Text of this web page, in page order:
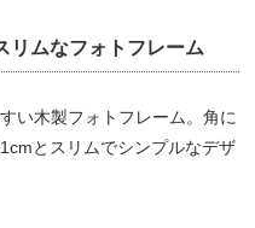
リムなフォトフレーム
い木製フォトフレーム。角に
とスリムでシンプルなデザ